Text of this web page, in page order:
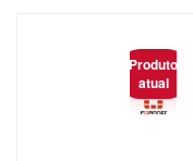
Produto
atual